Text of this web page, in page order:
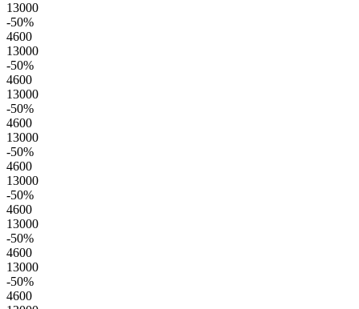
13000
-50%
4600
13000
-50%
4600
13000
-50%
4600
13000
-50%
4600
13000
-50%
4600
13000
-50%
4600
13000
-50%
4600